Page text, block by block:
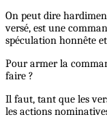
On peut dire
versé, est une
spéculation honnête
Pour armer la
faire ?
Il faut, tant que les
les actions